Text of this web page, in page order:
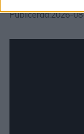
Publicerad:2026-